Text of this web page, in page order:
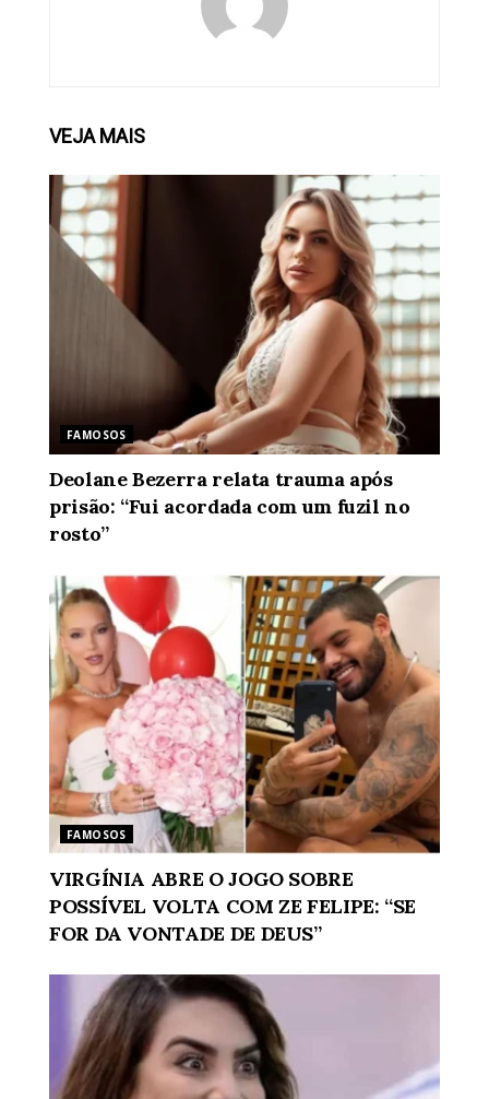
VEJAMAIS
FAMOSOS
Deolane Bezerra relata trauma após
prisão: “Fui acordada com um fuzil no
rosto”
FAMOSOS
VIRGÍNIA ABRE O JOGO SOBRE
POSSÍVEL VOLTA COM ZE FELIPE: “SE
FOR DA VONTADE DE DEUS”